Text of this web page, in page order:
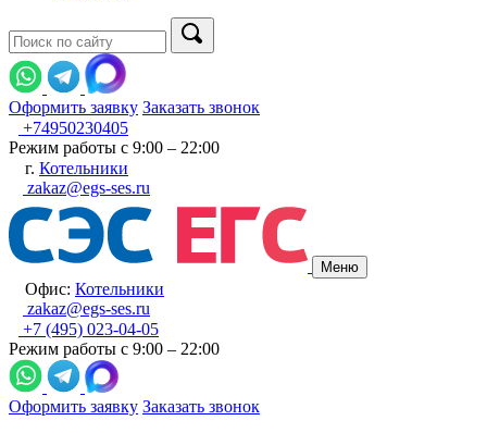
Оформить заявку Заказать звонок
+74950230405
Режим работы с 9:00 – 22:00
г. Котельники
zakaz@egs-ses.ru
Меню
Офис: Котельники
zakaz@egs-ses.ru
+7 (495) 023-04-05
Режим работы с 9:00 – 22:00
Оформить заявку Заказать звонок